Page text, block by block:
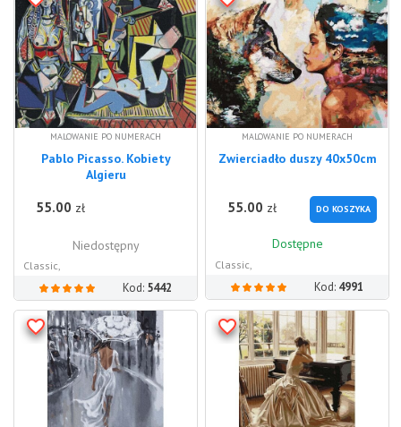
MALOWANIE PO NUMERACH
Pablo Picasso. Kobiety
Algieru
55.00 zł
Niedostępny
Classic,
Kod: 5442
MALOWANIE PO NUMERACH
Zwierciadło duszy 40x50cm
55.00 zł DO KOSZYKA
Dostępne
Classic,
Kod: 4991